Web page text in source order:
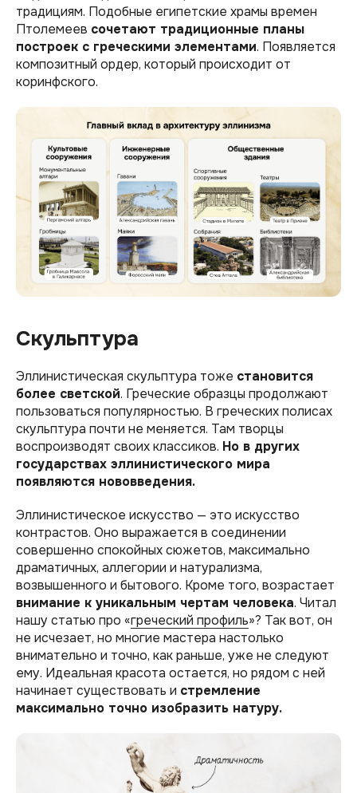
традициям. Подобные египетские храмы времен
Птолемеев сочетают традиционные планы
построек с греческими элементами. Появляется
композитный ордер, который происходит от
коринфского.
Скульптура
Эллинистическая скульптура тоже становится
более светской. Греческие образцы продолжают
пользоваться популярностью. В греческих полисах
скульптура почти не меняется. Там творцы
воспроизводят своих классиков. Но в других
государствах эллинистического мира
появляются нововведения.
Эллинистическое искусство — это искусство
контрастов. Оно выражается в соединении
совершенно спокойных сюжетов, максимально
драматичных, аллегории и натурализма,
возвышенного и бытового. Кроме того, возрастает
внимание к уникальным чертам человека. Читал
нашу статью про «греческий профиль»? Так вот, он
не исчезает, но многие мастера настолько
внимательно и точно, как раньше, уже не следуют
ему. Идеальная красота остается, но рядом с ней
начинает существовать и стремление
максимально точно изобразить натуру.